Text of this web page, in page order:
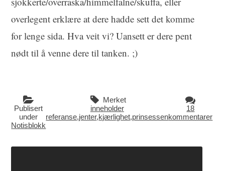
overlegent erklære at dere hadde sett det komme
for lenge sida. Hva veit vi? Uansett er dere pent
nødt til å venne dere til tanken. ;)
Publisert
under
Notisblokk
Merket
inneholder
referanse,jenter,kjærlighet,prinsessen
18
kommentarer